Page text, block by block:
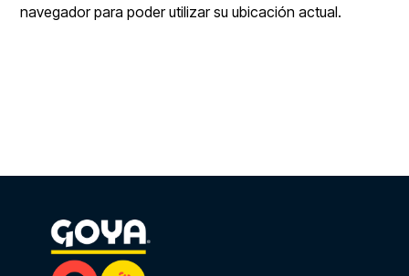
navegador para poder utilizar su ubicación actual.